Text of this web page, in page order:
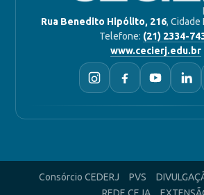
Rua Benedito Hipólito, 216, Cidade
Telefone: (21) 2334-
www.cecierj.edu.br
Consórcio CEDERJ PVS